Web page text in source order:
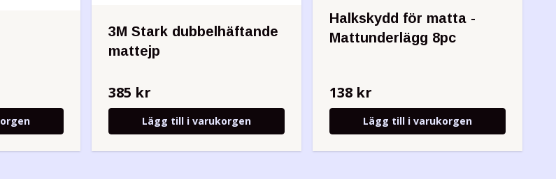
3M Stark dubbelhäftande
mattejp
385 kr
Lägg till i varukorgen
Halkskydd för matta -
Mattunderlägg 8pc
138 kr
Lägg till i varukorgen